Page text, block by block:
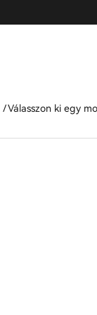
Válasszon ki egy